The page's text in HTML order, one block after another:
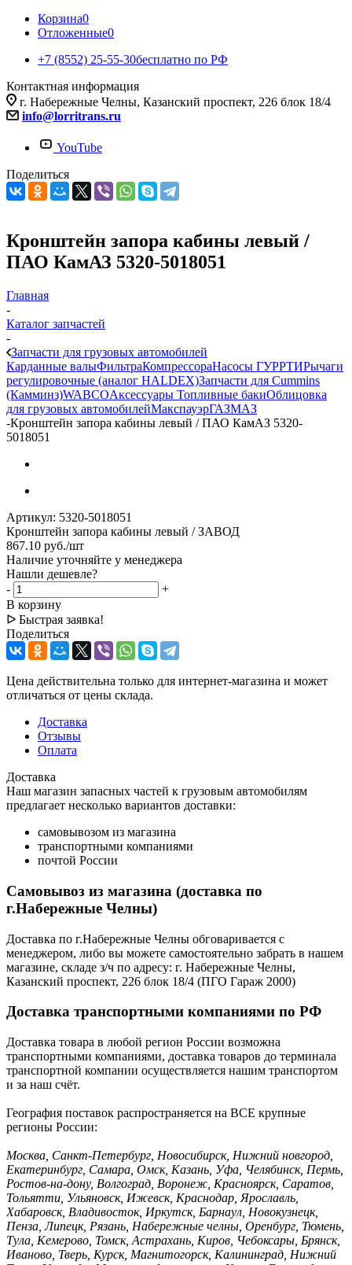
Корзина0
Отложенные0
+7 (8552) 25-55-30бесплатно по РФ
Контактная информация
г. Набережные Челны, Казанский проспект, 226 блок 18/4
info@lorritrans.ru
YouTube
Поделиться
Кронштейн запора кабины левый /
ПАО КамАЗ 5320-5018051
Главная
-
Каталог запчастей
-
Запчасти для грузовых автомобилей
Карданные валыФильтраКомпрессораНасосы ГУРРТИРычаги
регулировочные (аналог HALDEX)Запчасти для Cummins
(Камминз)WABCOАксессуары Топливные бакиОблицовка
для грузовых автомобилейМакспауэрГАЗМАЗ
-Кронштейн запора кабины левый / ПАО КамАЗ 5320-
5018051
Артикул: 5320-5018051
Кронштейн запора кабины левый / ЗАВОД
867.10 руб./шт
Наличие уточняйте у менеджера
Нашли дешевле?
-
+
В корзину
ᐅ Быстрая заявка!
Поделиться
Цена действительна только для интернет-магазина и может
отличаться от цены склада.
Доставка
Отзывы
Оплата
Доставка
Наш магазин запасных частей к грузовым автомобилям
предлагает несколько вариантов доставки:
самовывозом из магазина
транспортными компаниями
почтой России
Самовывоз из магазина (доставка по
г.Набережные Челны)
Доставка по г.Набережные Челны обговаривается с
менеджером, либо вы можете самостоятельно забрать в нашем
магазине, складе з/ч по адресу: г. Набережные Челны,
Казанский проспект, 226 блок 18/4 (ПГО Гараж 2000)
Доставка транспортными компаниями по РФ
Доставка товара в любой регион России возможна
транспортными компаниями, доставка товаров до терминала
транспортной компании осуществляется нашим транспортом
и за наш счёт.
География поставок распространяется на ВСЕ крупные
регионы России:
Москва, Санкт-Петербург, Новосибирск, Нижний новгород,
Екатеринбург, Самара, Омск, Казань, Уфа, Челябинск, Пермь,
Ростов-на-дону, Волгоград, Воронеж, Красноярск, Саратов,
Тольятти, Ульяновск, Ижевск, Краснодар, Ярославль,
Хабаровск, Владивосток, Иркутск, Барнаул, Новокузнецк,
Пенза, Липецк, Рязань, Набережные челны, Оренбург, Тюмень,
Тула, Кемерово, Томск, Астрахань, Киров, Чебоксары, Брянск,
Иваново, Тверь, Курск, Магнитогорск, Калининград, Нижний